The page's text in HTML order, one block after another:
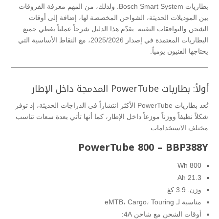
بطاريات Bosch Smart System. ولذلك، من المهم معرفة الفروقات
بين الموديلات الحديثة، الشواحن المخصصة لها، إضافة إلى أوقات
الشحن والتوافقات التقنية. يقدّم هذا الدليل شرحاً عملياً يغطي جميع
البطاريات المعتمدة في إصدار 2025/2026، مع النقاط الأساسية التي
يحتاجها الفنيون يومياً.
أولاً: بطاريات PowerTube المدمجة داخل الإطار
تُعد بطاريات PowerTube الأكثر انتشاراً في الدراجات الحديثة، إذ توفر
شكلاً نظيفاً ووزناً موزعاً داخل الإطار، كما أنها تأتي بعدة سعات تناسب
مختلف الاستخدامات.
PowerTube 800 – BBP388Y
800 Wh
21.3 Ah
وزن: 3.9 كغ
مناسبة لـ eMTB، Cargo، Touring
أوقات الشحن مع شاحن 4A: